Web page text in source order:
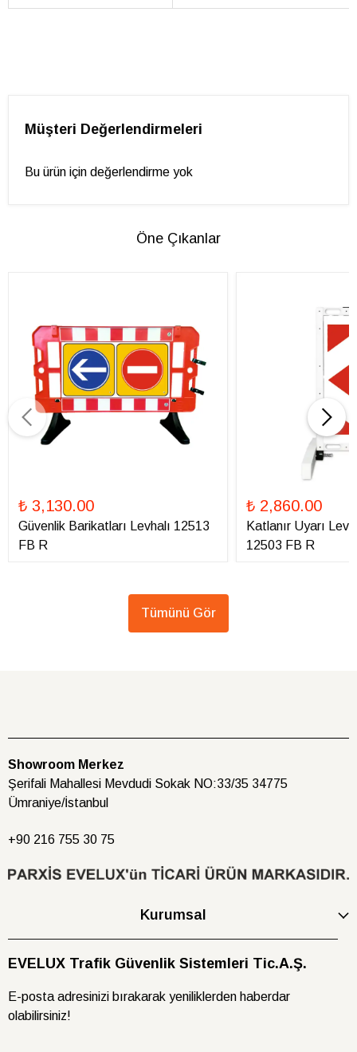
Müşteri Değerlendirmeleri
Bu ürün için değerlendirme yok
Öne Çıkanlar
₺ 3,130.00
Güvenlik Barikatları Levhalı 12513
FB R
₺ 2,860.00
Katlanır Uyarı
12503 FB R
Tümünü Gör
Showroom Merkez
Şerifali Mahallesi Mevdudi Sokak NO:33/35 34775
Ümraniye/İstanbul
+90 216 755 30 75
Kurumsal
EVELUX Trafik Güvenlik Sistemleri Tic.A.Ş.
E-posta adresinizi bırakarak yeniliklerden haberdar
olabilirsiniz!